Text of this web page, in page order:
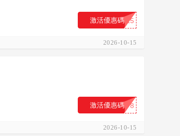
...15
激活優惠碼
2026-10-15
...T8
激活優惠碼
2026-10-15